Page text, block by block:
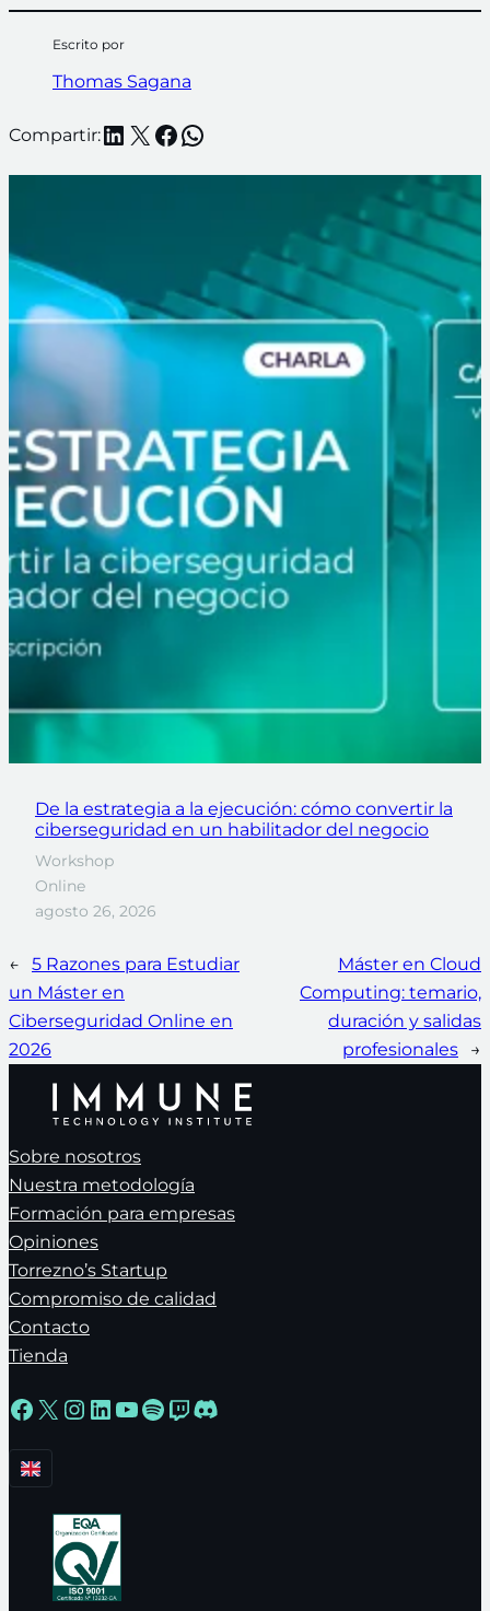
Escrito por
Thomas Sagana
Compartir:LinkedIn
X Facebook
WhatsApp
De la estrategia a la ejecución: cómo convertir la
ciberseguridad en un habilitador del negocio
Workshop
Online
agosto 26, 2026
←
5 Razones para Estudiar
un Máster en
Ciberseguridad Online en
2026
Máster en Cloud
Computing: temario,
duración y salidas
profesionales
→
Sobre nosotros
Nuestra metodología
Formación para empresas
Opiniones
Torrezno’s Startup
Compromiso de calidad
Contacto
Tienda
Facebook
X Instagram
LinkedIn
YouTube
Spotify
Twitch
Discord